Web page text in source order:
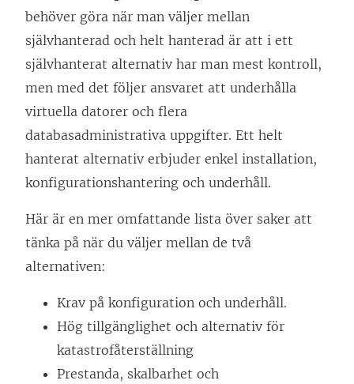
behöver göra när man väljer mellan
självhanterad och helt hanterad är att i ett
självhanterat alternativ har man mest kontroll,
men med det följer ansvaret att underhålla
virtuella datorer och flera
databasadministrativa uppgifter. Ett helt
hanterat alternativ erbjuder enkel installation,
konfigurationshantering och underhåll.
Här är en mer omfattande lista över saker att
tänka på när du väljer mellan de två
alternativen:
Krav på konfiguration och underhåll.
Hög tillgänglighet och alternativ för
katastrofåterställning
Prestanda, skalbarhet och